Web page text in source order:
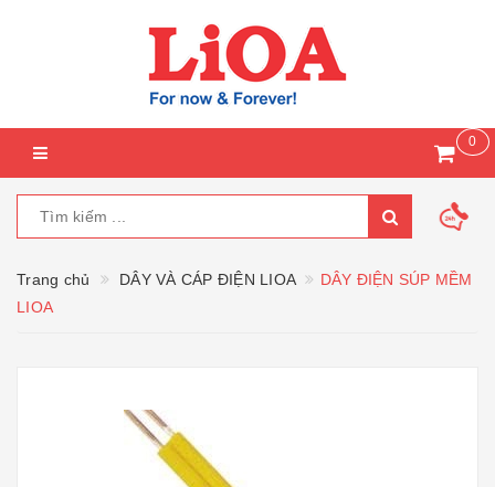
0
Trang chủ DÂY VÀ CÁP ĐIỆN LIOA
DÂY ĐIỆN SÚP MỀM
LIOA